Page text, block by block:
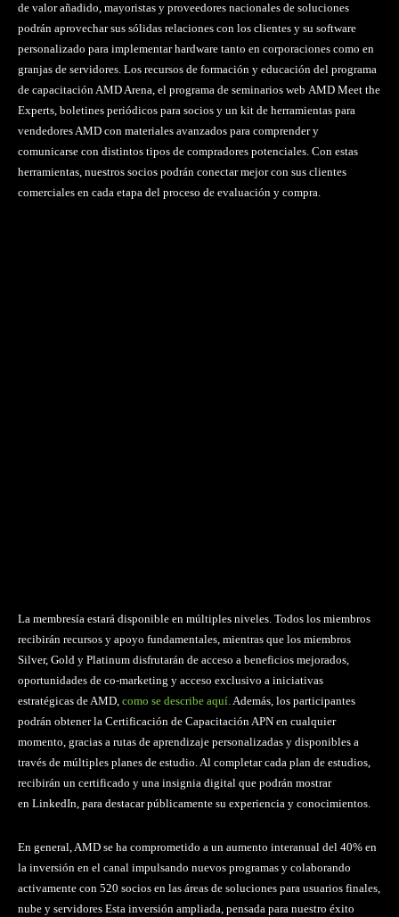
de valor añadido, mayoristas y proveedores nacionales de soluciones
podrán aprovechar sus sólidas relaciones con los clientes y su software
personalizado para implementar hardware tanto en corporaciones como en
granjas de servidores. Los recursos de formación y educación del programa
de capacitación AMD Arena, el programa de seminarios web AMD Meet the
Experts, boletines periódicos para socios y un kit de herramientas para
vendedores AMD con materiales avanzados para comprender y
comunicarse con distintos tipos de compradores potenciales. Con estas
herramientas, nuestros socios podrán conectar mejor con sus clientes
comerciales en cada etapa del proceso de evaluación y compra.
La membresía estará disponible en múltiples niveles. Todos los miembros
recibirán recursos y apoyo fundamentales, mientras que los miembros
Silver, Gold y Platinum disfrutarán de acceso a beneficios mejorados,
oportunidades de co‑marketing y acceso exclusivo a iniciativas
estratégicas de AMD, como se describe aquí.Además, los participantes
podrán obtener la Certificación de Capacitación APN en cualquier
momento, gracias a rutas de aprendizaje personalizadas y disponibles a
través de múltiples planes de estudio. Al completar cada plan de estudios,
recibirán un certificado y una insignia digital que podrán mostrar
en LinkedIn, para destacar públicamente su experiencia y conocimientos.
En general, AMD se ha comprometido a un aumento interanual del 40% en
la inversión en el canal impulsando nuevos programas y colaborando
activamente con 520 socios en las áreas de soluciones para usuarios finales,
nube y servidores Esta inversión ampliada, pensada para nuestro éxito